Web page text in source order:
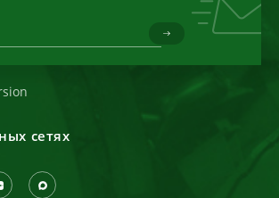
сетях